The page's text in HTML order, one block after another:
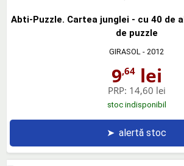
Abti-Puzzle. Cartea junglei - cu 40 de
de puzzle
GIRASOL - 2012
9,64lei
PRP: 14,60 lei
stoc indisponibil
➤ alertă stoc